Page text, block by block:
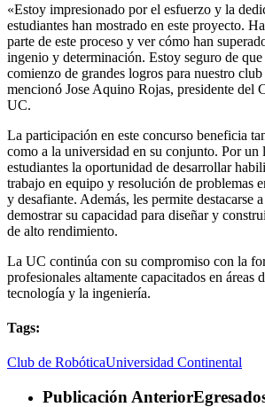
«Estoy impresionado por el esfuerzo y la
estudiantes han mostrado en este proyecto.
parte de este proceso y ver cómo han
ingenio y determinación. Estoy seguro de que
comienzo de grandes logros para nuestro
mencionó Jose Aquino Rojas, presidente del
UC.
La participación en este concurso beneficia
como a la universidad en su conjunto. Por un
estudiantes la oportunidad de desarrollar
trabajo en equipo y resolución de problemas
y desafiante. Además, les permite destacarse
demostrar su capacidad para diseñar y
de alto rendimiento.
La UC continúa con su compromiso con la
profesionales altamente capacitados en áreas
tecnología y la ingeniería.
Tags:
Club de RobóticaUniversidad Continental
Publicación Anterior